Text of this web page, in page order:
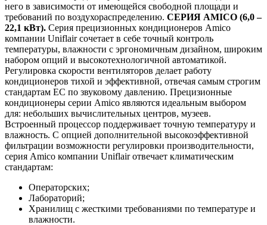
него в зависимости от имеющейся свободной площади и
требований по воздухораспределению. СЕРИЯ AMICO (6,0 –
22,1 кВт). Серия прецизионных кондиционеров Amico
компании Uniflair сочетает в себе точный контроль
температуры, влажности с эргономичным дизайном, широким
набором опций и высокотехнологичной автоматикой.
Регулировка скорости вентиляторов делает работу
кондиционеров тихой и эффективной, отвечая самым строгим
стандартам ЕС по звуковому давлению. Прецизионные
кондиционеры серии Amico являются идеальным выбором
для: небольших вычислительных центров, музеев.
Встроенный процессор поддерживает точную температуру и
влажность. С опцией дополнительной высокоэффективной
фильтрации возможности регулировки производительности,
серия Amico компании Uniflair отвечает климатическим
стандартам:
Операторских;
Лабораторий;
Хранилищ с жесткими требованиями по температуре и
влажности.